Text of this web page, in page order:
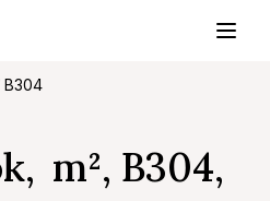
B304
m², B304,